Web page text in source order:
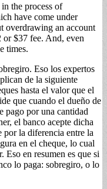
the process of
have come under
overdrawing an account
or $37 fee. And, even
times.
Eso los expertos
de la siguiente
hasta el valor que el
que cuando el dueño de
pago por una cantidad
el banco acepte dicha
por la diferencia entre la
en el cheque, lo cual
Eso en resumen es que si
lo paga: sobregiro, o lo